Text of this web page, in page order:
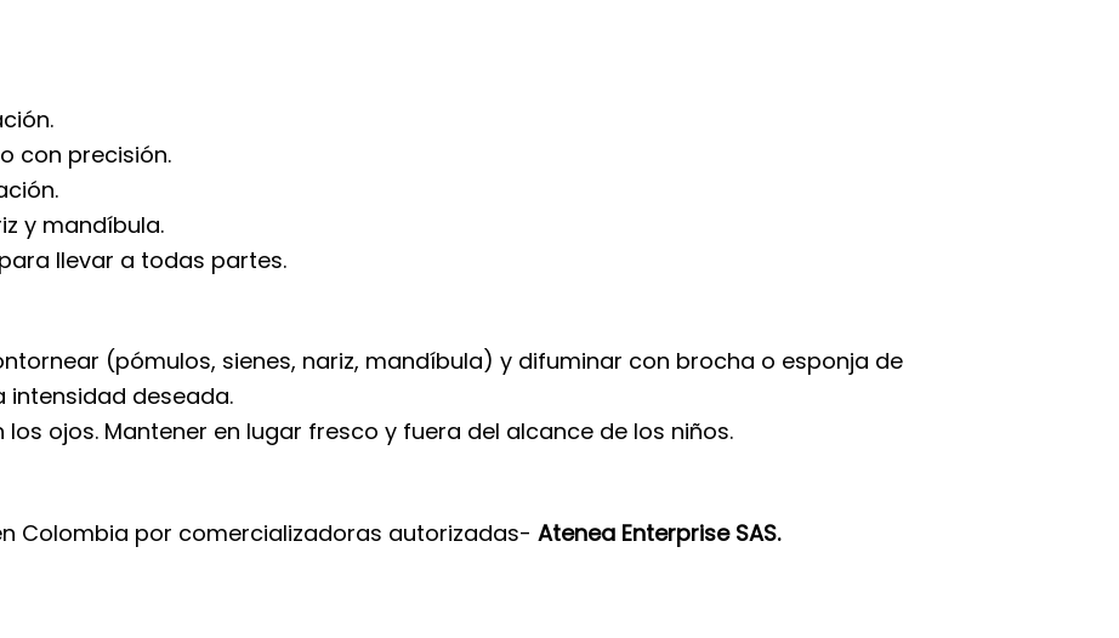
con precisión.
y mandíbula.
llevar a todas partes.
(pómulos, sienes, nariz, mandíbula) y difuminar con brocha o esponja de
intensidad deseada.
ojos. Mantener en lugar fresco y fuera del alcance de los niños.
Colombia por comercializadoras autorizadas- Atenea Enterprise SAS.